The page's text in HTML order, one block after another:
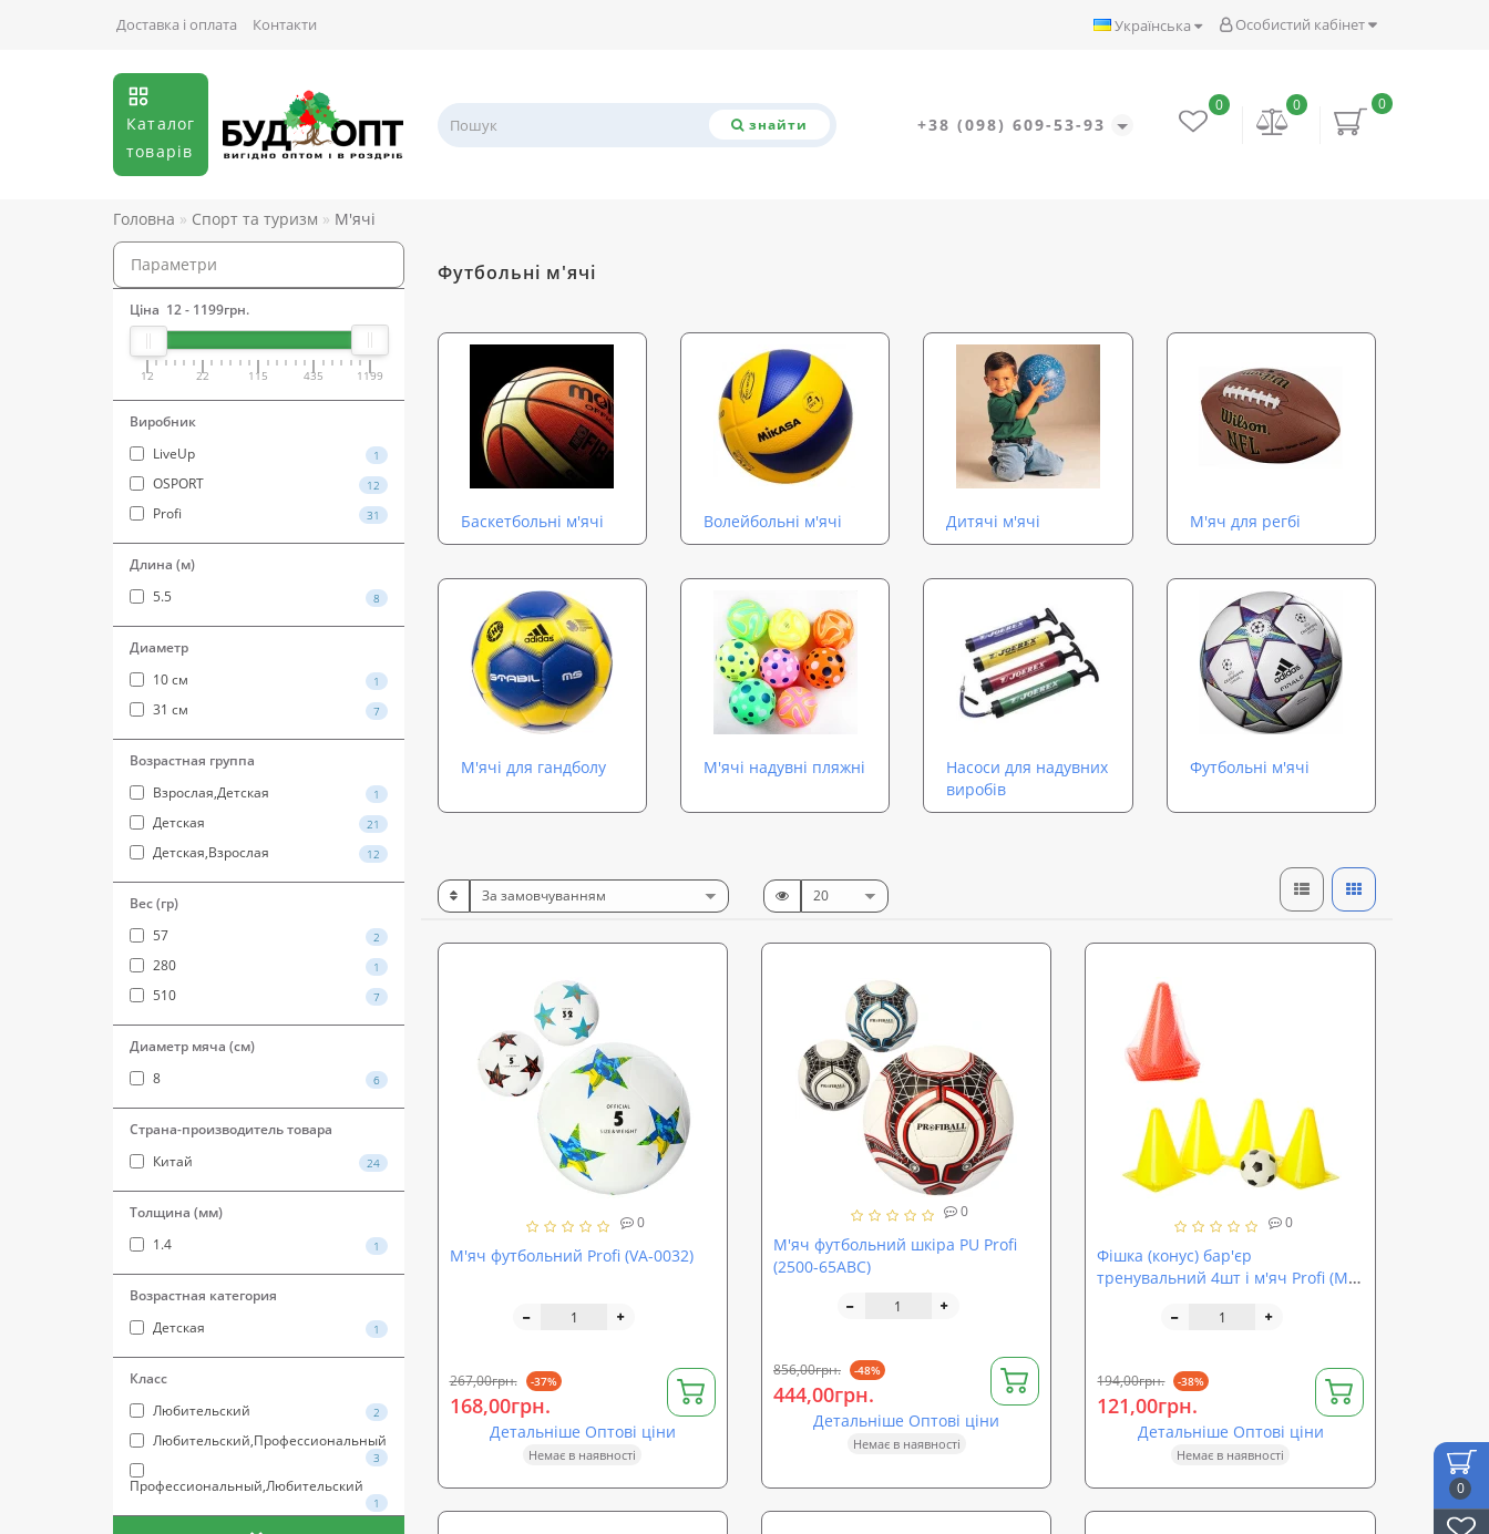
0
Особистий кабінет
Українська
Доставка і оплата Контакти
Каталог
товарів
знайти +38 (098) 609-53-93
0
0
0
Головна Спорт та туризм М'ячі
Параметри
Ціна 12- 1199грн.
12 22 115 435 1199
Виробник
LiveUp
1
OSPORT 12
Profi 31
Длина (м)
5.5
8
Диаметр
10 см
1
31 см 7
Возрастная группа
Взрослая,Детская
1
Детская 21
Детская,Взрослая 12
Вес (гр)
57
2
280 1
510 7
Диаметр мяча (см)
8
6
Страна-производитель товара
Китай
24
Толщина (мм)
1.4
1
Возрастная категория
Детская
1
Класс
Любительский
2
Любительский,Профессиональный
3
Профессиональный,Любительский
1
Футбольні м'ячі
Баскетбольні м'ячі Волейбольні м'ячі Дитячі м'ячі М'яч для регбі
М'ячі для гандболу М'ячі надувні пляжні
Насоси для надувних
виробів
Футбольні м'ячі
0
М'яч футбольний Profi (VA-0032)
267,00грн. -37%
168,00грн.
Детальніше Оптові ціни
Немає в наявності
0
М'яч футбольний шкіра PU Profi
(2500-65ABC)
856,00грн. -48%
444,00грн.
Детальніше Оптові ціни
Немає в наявності
0
Фішка (конус) бар'єр
тренувальний 4шт і м'яч Profi (M
194,00грн. -38%
121,00грн.
Детальніше Оптові ціни
Немає в наявності